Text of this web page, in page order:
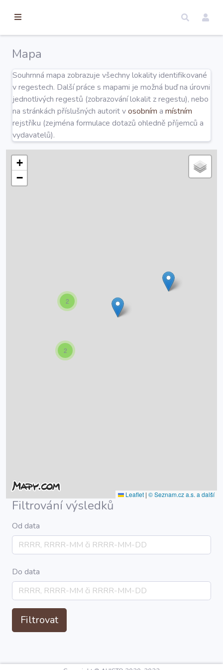
Úvod
Edice
Regesty
Hledat
Mapa
Souhrnná mapa zobrazuje všechny lokality identifikované
v regestech. Další práce s mapami je možná buď na úrovni
jednotlivých regestů (zobrazování lokalit z regestu), nebo
na stránkách příslušných autorit vosobním a místním
rejstříku (zejména formulace dotazů ohledně příjemců a
vydavatelů).
2
2
+
−
Leaflet | © Seznam.cz a.s. a další
Filtrování výsledků
Od data
Do data
Filtrovat